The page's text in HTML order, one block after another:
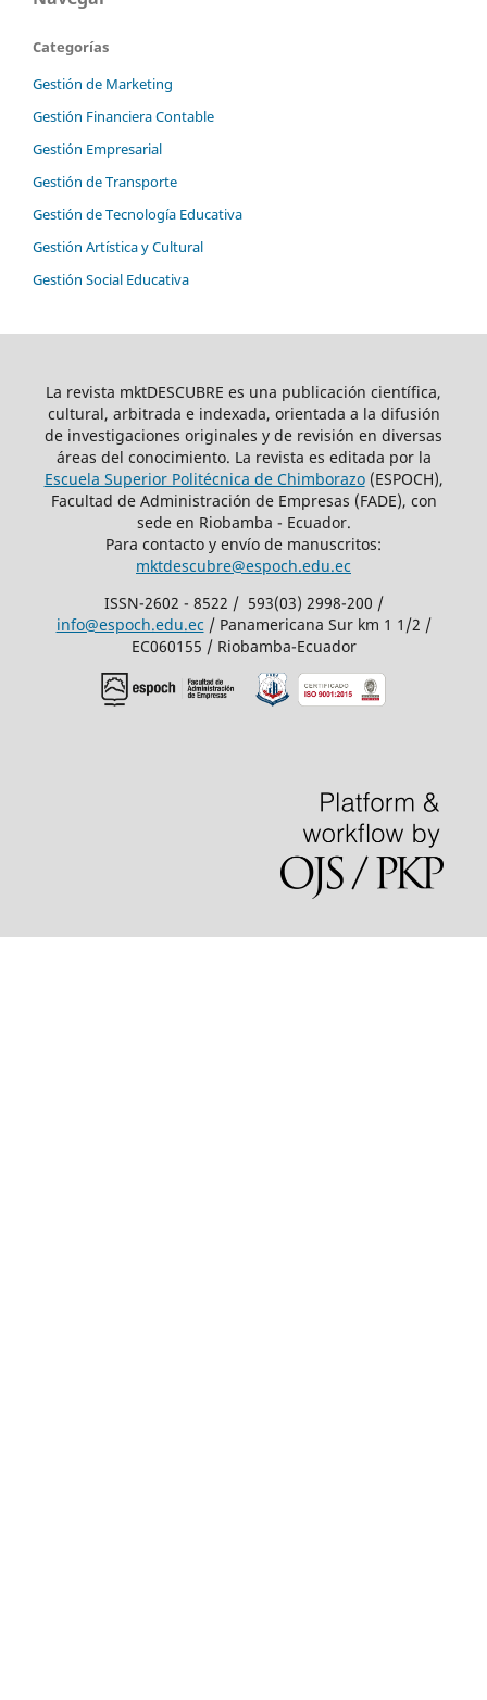
Categorías
Gestión de Marketing
Gestión Financiera Contable
Gestión Empresarial
Gestión de Transporte
Gestión de Tecnología Educativa
Gestión Artística y Cultural
Gestión Social Educativa
La revista mktDESCUBRE es una publicación científica,
cultural, arbitrada e indexada, orientada a la difusión
de investigaciones originales y de revisión en diversas
áreas del conocimiento. La revista es editada por la
Escuela Superior Politécnica de Chimborazo(ESPOCH),
Facultad de Administración de Empresas (FADE), con
sede en Riobamba - Ecuador.
Para contacto y envío de manuscritos:
mktdescubre@espoch.edu.ec
ISSN-2602 - 8522 / 593(03) 2998-200 /
info@espoch.edu.ec / Panamericana Sur km 1 1/2 /
EC060155 / Riobamba-Ecuador